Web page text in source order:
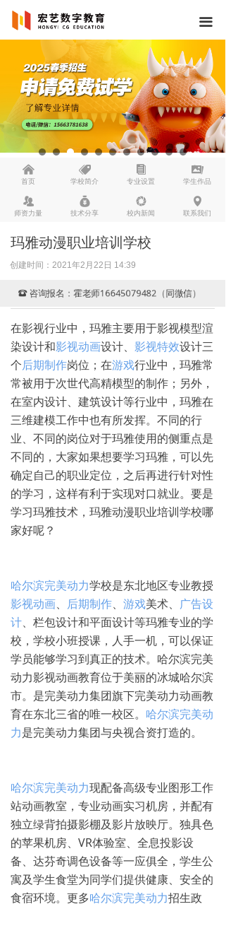
낀
首页
뀄
学校简介
뀴
专业设置
끡
学生作品
뀡
师资力量
낐
技术分享
넆
校内新闻
넹
联系我们
끀
玛雅动漫职业培训学校
创建时间： 2021年2月22日 14:39
在影视行业中，玛雅主要用于影视模型渲
染设计和影视动画设计、 影视特效设计三
个后期制作岗位；在游戏行业中，玛雅常
常被用于次世代高精模型的制作；另外，
在室内设计、建筑设计等行业中，玛雅在
三维建模工作中也有所发挥。不同的行
业、不同的岗位对于玛雅使用的侧重点是
不同的，大家如果想要学习玛雅，可以先
确定自己的职业定位，之后再进行针对性
的学习，这样有利于实现对口就业。要是
学习玛雅技术，玛雅动漫职业培训学校哪
家好呢？
哈尔滨完美动力学校是东北地区专业教授
影视动画、 后期制作、 游戏美术、 广告设
计、栏包设计和平面设计等玛雅专业的学
校，学校​小班授课，人手一机，可以保证
学员能够学习到真正的技术。哈尔滨完美
动力影视动画教育位于美丽的冰城哈尔滨
市。是完美动力集团旗下完美动力动画教
育在东北三省的唯一校区。 哈尔滨完美动
力是完美动力集团与央视合资打造的。
哈尔滨完美动力现配备高级专业图形工作
站动画教室，专业动画实习机房，并配有
独立绿背拍摄影棚及影片放映厅。独具色
的苹果机房、VR体验室、全息投影设
备、达芬奇调色设备等一应俱全，学生公
寓及学生食堂为同学们提供健康、安全的
食宿环境。更多哈尔滨完美动力招生政
뀰 咨询报名：霍老师16645079482（同微信）